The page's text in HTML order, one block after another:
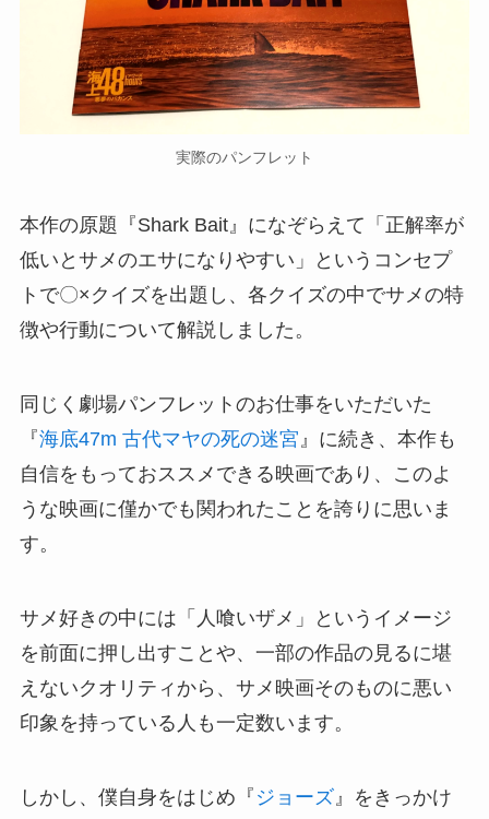
実際のパンフレット
本作の原題『Shark Bait』になぞらえて「正解率が
低いとサメのエサになりやすい」というコンセプ
トで〇×クイズを出題し、各クイズの中でサメの特
徴や行動について解説しました。
同じく劇場パンフレットのお仕事をいただいた
『海底47m 古代マヤの死の迷宮 』に続き、本作も
自信をもっておススメできる映画であり、このよ
うな映画に僅かでも関われたことを誇りに思いま
す。
サメ好きの中には「人喰いザメ」というイメージ
を前面に押し出すことや、一部の作品の見るに堪
えないクオリティから、サメ映画そのものに悪い
印象を持っている人も一定数います。
しかし、僕自身をはじめ『 ジョーズ』をきっかけ